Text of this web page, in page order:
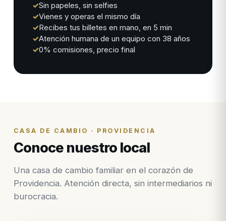
✓Sin papeles, sin selfies
✓Vienes y operas el mismo día
✓Recibes tus billetes en mano, en 5 min
✓Atención humana de un equipo con 38 años
✓0% comisiones, precio final
CASA DE CAMBIO · PROVIDENCIA
Conoce nuestro local
Una casa de cambio familiar en el corazón de
Providencia. Atención directa, sin intermediarios ni
burocracia.